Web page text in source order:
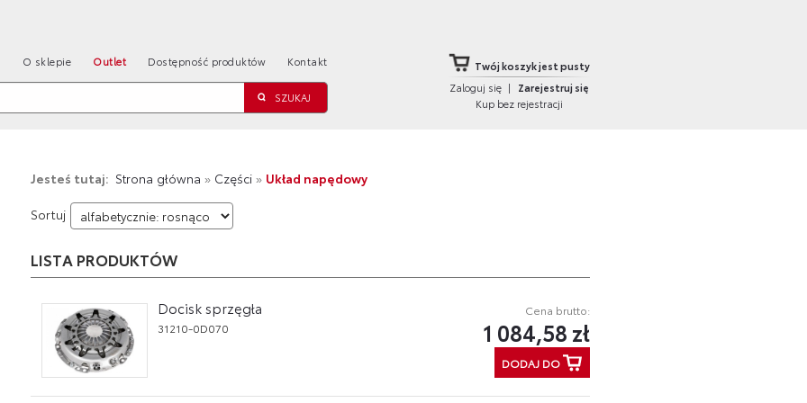
O sklepie Outlet Dostępność produktów Kontakt
Twój koszyk jest pusty
Zaloguj się |
Zarejestruj się
Kup bez rejestracji
Jesteś tutaj: Strona główna » Części » Układ napędowy
Sortuj
LISTA PRODUKTÓW
Docisk sprzęgła
31210-0D070
Cena brutto:
1 084,58 zł
DODAJ DO